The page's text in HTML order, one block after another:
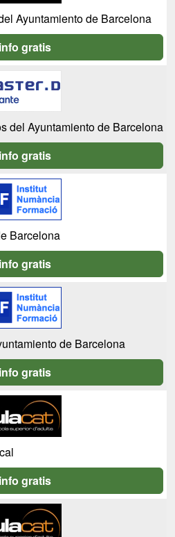
Ayuntamiento de Barcelona
gratis
del Ayuntamiento de Barcelona
gratis
Barcelona
gratis
de Barcelona
gratis
gratis